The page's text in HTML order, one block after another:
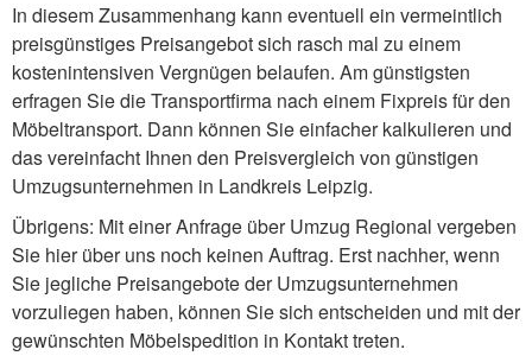
In diesem Zusammenhang kann eventuell ein vermeintlich
preisgünstiges Preisangebot sich rasch mal zu einem
kostenintensiven Vergnügen belaufen. Am günstigsten
erfragen Sie die Transportfirma nach einem Fixpreis für den
Möbeltransport. Dann können Sie einfacher kalkulieren und
das vereinfacht Ihnen den Preisvergleich von günstigen
Umzugsunternehmen in Landkreis Leipzig.
Übrigens: Mit einer Anfrage über Umzug Regional vergeben
Sie hier über uns noch keinen Auftrag. Erst nachher, wenn
Sie jegliche Preisangebote der Umzugsunternehmen
vorzuliegen haben, können Sie sich entscheiden und mit der
gewünschten Möbelspedition in Kontakt treten.